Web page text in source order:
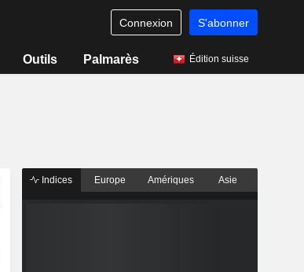
Connexion S'abonner
Outils Palmarès Édition suisse
Indices Europe Amériques Asie